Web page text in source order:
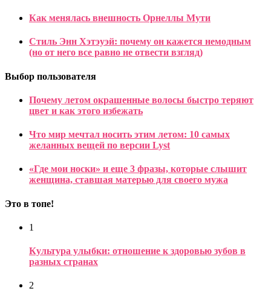
Как менялась внешность Орнеллы Мути
Стиль Энн Хэтэуэй: почему он кажется немодным
(но от него все равно не отвести взгляд)
Выбор пользователя
Почему летом окрашенные волосы быстро теряют
цвет и как этого избежать
Что мир мечтал носить этим летом: 10 самых
желанных вещей по версии Lyst
«Где мои носки» и еще 3 фразы, которые слышит
женщина, ставшая матерью для своего мужа
Это в топе!
1
Культура улыбки: отношение к здоровью зубов в
разных странах
2